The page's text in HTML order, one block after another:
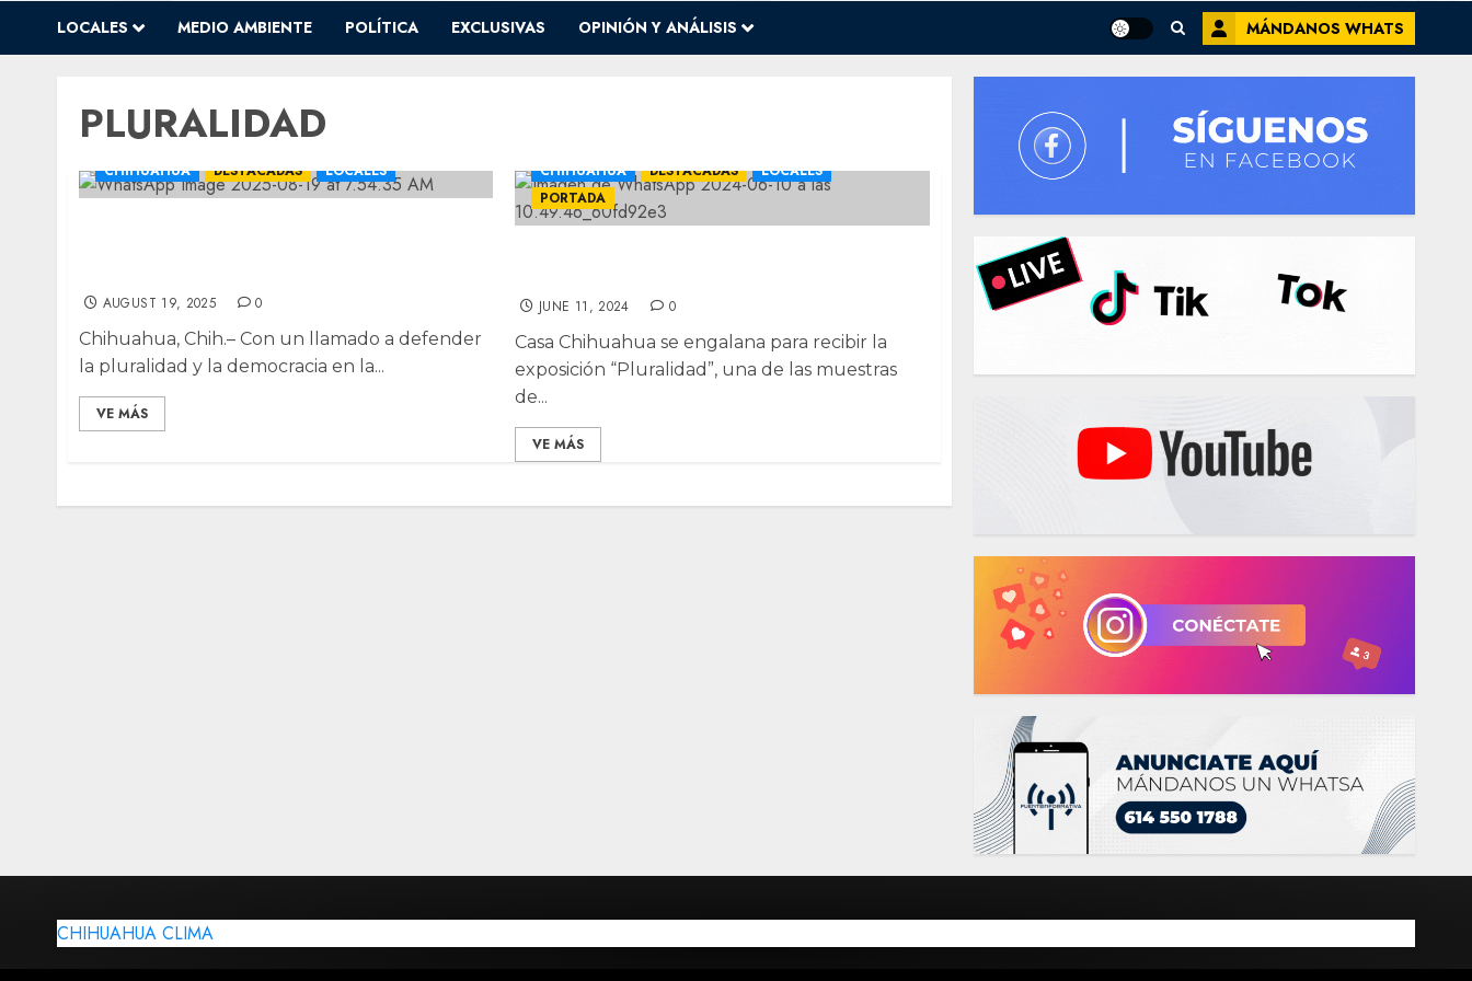
LOCALES MEDIO AMBIENTE POLÍTICA EXCLUSIVAS OPINIÓN Y ANÁLISIS MÁNDANOS WHATS
PLURALIDAD
CHIHUAHUA DESTACADAS LOCALES
AUGUST 19, 2025 0
Chihuahua, Chih.– Con un llamado a defender
la pluralidad y la democracia en la...
VE MÁS
CHIHUAHUA DESTACADAS
LOCALES
PORTADA
JUNE 11, 2024 0
Casa Chihuahua se engalana para recibir la
exposición “Pluralidad”, una de las muestras
de...
VE MÁS
CHIHUAHUA CLIMA